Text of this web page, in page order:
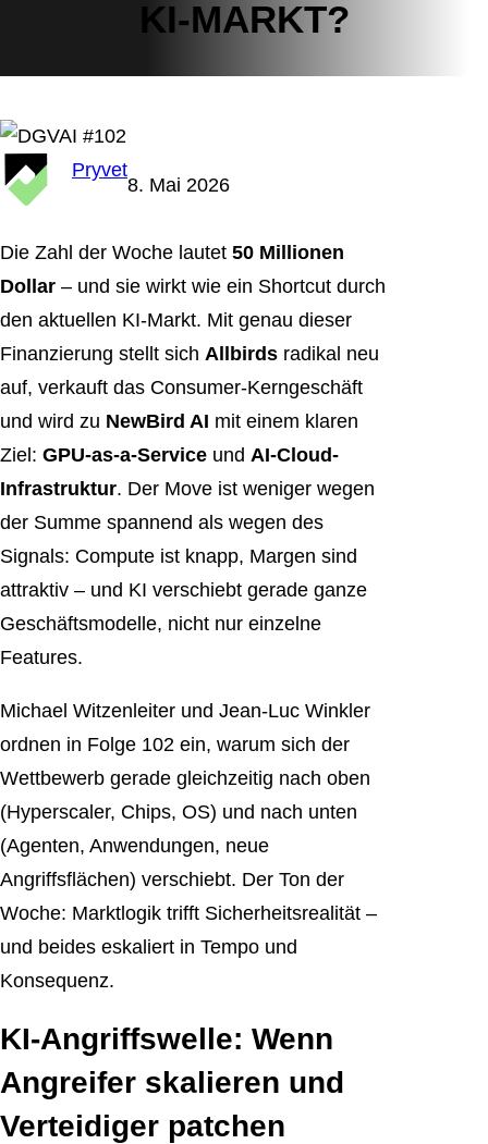
KI-MARKT?
Pryvet
8. Mai 2026
Die Zahl der Woche lautet 50 Millionen
Dollar – und sie wirkt wie ein Shortcut durch
den aktuellen KI-Markt. Mit genau dieser
Finanzierung stellt sich Allbirds radikal neu
auf, verkauft das Consumer-Kerngeschäft
und wird zu NewBird AI mit einem klaren
Ziel: GPU-as-a-Service und AI-Cloud-
Infrastruktur. Der Move ist weniger wegen
der Summe spannend als wegen des
Signals: Compute ist knapp, Margen sind
attraktiv – und KI verschiebt gerade ganze
Geschäftsmodelle, nicht nur einzelne
Features.
Michael Witzenleiter und Jean-Luc Winkler
ordnen in Folge 102 ein, warum sich der
Wettbewerb gerade gleichzeitig nach oben
(Hyperscaler, Chips, OS) und nach unten
(Agenten, Anwendungen, neue
Angriffsflächen) verschiebt. Der Ton der
Woche: Marktlogik trifft Sicherheitsrealität –
und beides eskaliert in Tempo und
Konsequenz.
KI-Angriffswelle: Wenn
Angreifer skalieren und
Verteidiger patchen